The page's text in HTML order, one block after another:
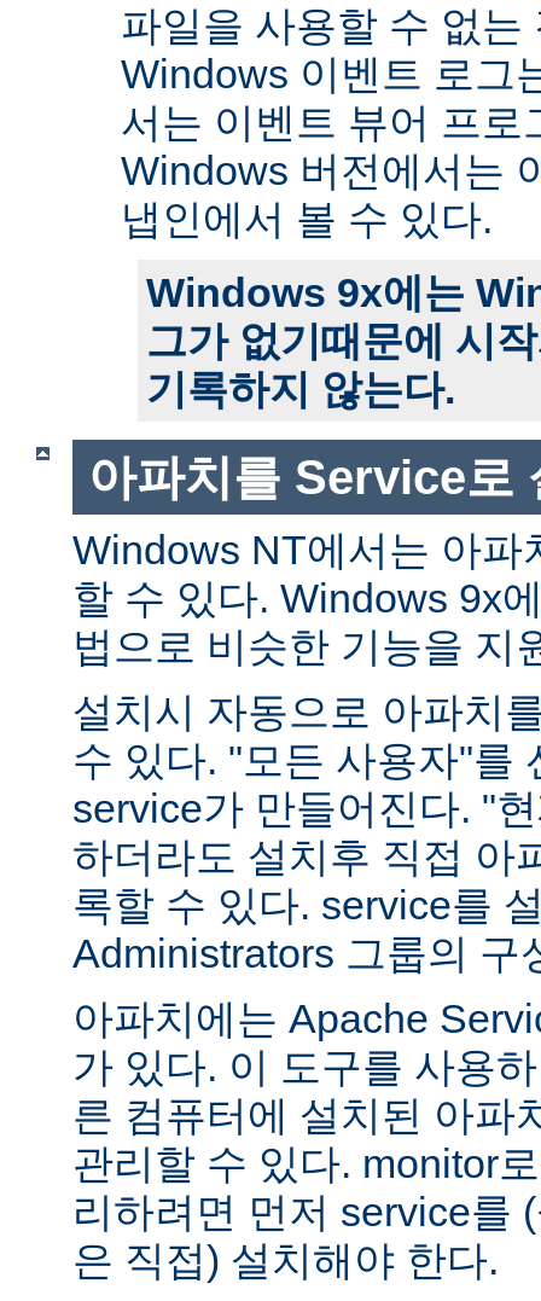
파일을 사용할 수 없는
Windows 이벤트 로그
서는 이벤트 뷰어 프로
Windows 버전에서는
냅인에서 볼 수 있다.
Windows 9x에는
그가 없기때문에 시
기록하지 않는다.
아파치를 Service로
Windows NT에서는 아파
할 수 있다. Windows 9x
법으로 비슷한 기능을 지
설치시 자동으로 아파치
수 있다. "모든 사용자"를
service가 만들어진다. "
하더라도 설치후 직접 아
록할 수 있다. service를
Administrators 그룹의 구
아파치에는 Apache
가 있다. 이 도구를 사용
른 컴퓨터에 설치된 아파
관리할 수 있다. monitor
리하려면 먼저 service를
은 직접) 설치해야 한다.